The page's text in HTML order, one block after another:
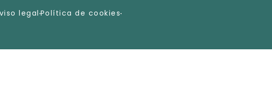
legal Política de cookies